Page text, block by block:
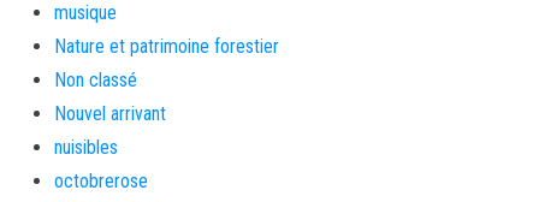
musique
Nature et patrimoine forestier
Non classé
Nouvel arrivant
nuisibles
octobrerose